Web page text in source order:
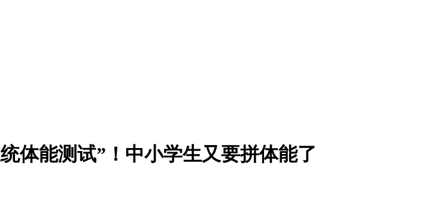
体能测试”！中小学生又要拼体能了